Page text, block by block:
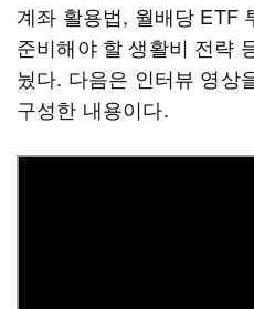
계좌 활용법, 월배당 ETF
준비해야 할 생활비 전략
눴다. 다음은 인터뷰 영상
구성한 내용이다.